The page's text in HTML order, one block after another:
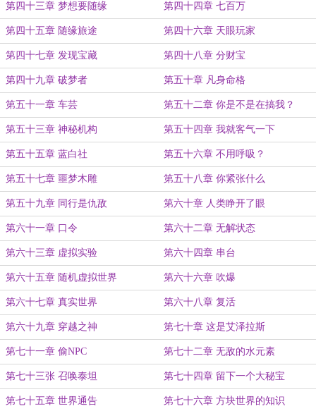
第四十三章 梦想要随缘 第四十四章 七百万
第四十五章 随缘旅途 第四十六章 天眼玩家
第四十七章 发现宝藏 第四十八章 分财宝
第四十九章 破梦者 第五十章 凡身命格
第五十一章 车芸 第五十二章 你是不是在搞我？
第五十三章 神秘机构 第五十四章 我就客气一下
第五十五章 蓝白社 第五十六章 不用呼吸？
第五十七章 噩梦木雕 第五十八章 你紧张什么
第五十九章 同行是仇敌 第六十章 人类睁开了眼
第六十一章 口令 第六十二章 无解状态
第六十三章 虚拟实验 第六十四章 串台
第六十五章 随机虚拟世界 第六十六章 吹爆
第六十七章 真实世界 第六十八章 复活
第六十九章 穿越之神 第七十章 这是艾泽拉斯
第七十一章 偷NPC 第七十二章 无敌的水元素
第七十三张 召唤泰坦 第七十四章 留下一个大秘宝
第七十五章 世界通告 第七十六章 方块世界的知识